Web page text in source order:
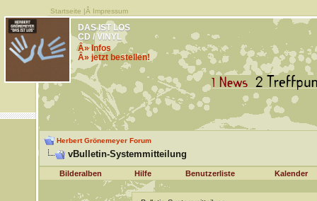
Startseite |Â Impressum
DAS IST LOS
CD / VINYL
Â» Infos
Â» jetzt bestellen!
Herbert Grönemeyer Forum
vBulletin-Systemmitteilung
Bilderalben Hilfe Benutzerliste Kalender